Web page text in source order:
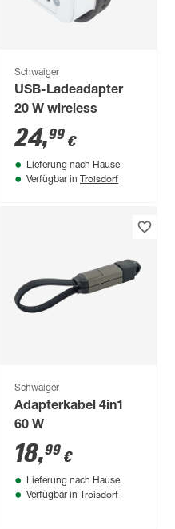
Schwaiger
USB-Ladeadapter
20 W wireless
24,99 €
Lieferung nach Hause
Verfügbar in Troisdorf
Schwaiger
Adapterkabel 4in1
60 W
18,99 €
Lieferung nach Hause
Verfügbar in Troisdorf